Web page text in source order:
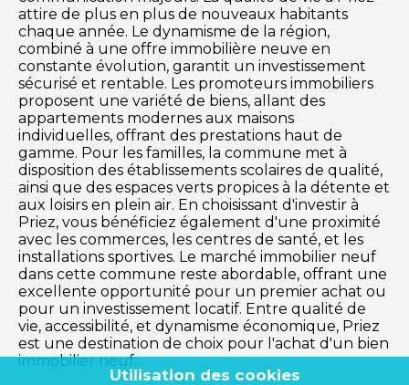
attire de plus en plus de nouveaux habitants
chaque année. Le dynamisme de la région,
combiné à une offre immobilière neuve en
constante évolution, garantit un investissement
sécurisé et rentable. Les promoteurs immobiliers
proposent une variété de biens, allant des
appartements modernes aux maisons
individuelles, offrant des prestations haut de
gamme. Pour les familles, la commune met à
disposition des établissements scolaires de qualité,
ainsi que des espaces verts propices à la détente et
aux loisirs en plein air. En choisissant d'investir à
Priez, vous bénéficiez également d'une proximité
avec les commerces, les centres de santé, et les
installations sportives. Le marché immobilier neuf
dans cette commune reste abordable, offrant une
excellente opportunité pour un premier achat ou
pour un investissement locatif. Entre qualité de
vie, accessibilité, et dynamisme économique, Priez
est une destination de choix pour l'achat d'un bien
immobilier neuf.
Utilisation des cookies